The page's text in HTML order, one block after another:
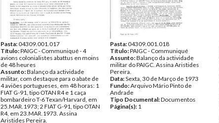
Pasta:04309.001.017
Título:PAIGC - Communiqué - 4
avions colonialistes abattus en moins
de 48 heures
Assunto:Balanço da actividade
militar, com destaque para o abate de
4 aviões portugueses, em 48 horas: 1
FIAT G-91, tipo OTAN R4 e 1 caça
bombardeiro T-6 Texan/Harvard, em
25.MAR.1973; 2 FIAT G-91, tipo OTAN
R4, em 23.MAR.1973. Assina
Aristides Pereira.
Pasta:04309.001.018
Título:PAIGC - Communiqué
Assunto:Balanço da actividade
militar do PAIGC. Assina Aristides
Pereira.
Data:Sexta, 30 de Março de 1973
Fundo:Arquivo Mário Pinto de
Andrade
Tipo Documental:Documentos
Página(s): 1